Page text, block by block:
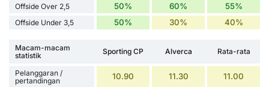
Offside Over 2,5 50% 60% 55%
Offside Under 3,5 50% 30% 40%
Macam-macam
statistik
Sporting CP Alverca Rata-rata
Pelanggaran /
pertandingan
10.90 11.30 11.00